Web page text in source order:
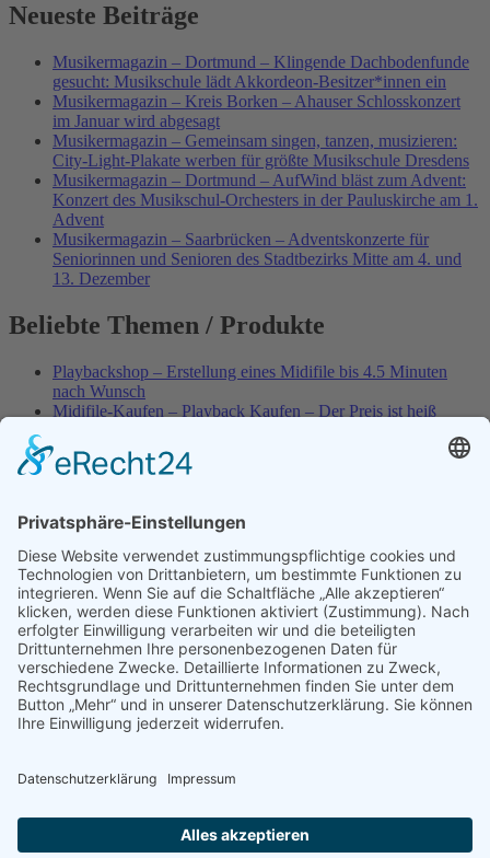
Neueste Beiträge
Musikermagazin – Dortmund – Klingende Dachbodenfunde
gesucht: Musikschule lädt Akkordeon-Besitzer*innen ein
Musikermagazin – Kreis Borken – Ahauser Schlosskonzert
im Januar wird abgesagt
Musikermagazin – Gemeinsam singen, tanzen, musizieren:
City-Light-Plakate werben für größte Musikschule Dresdens
Musikermagazin – Dortmund – AufWind bläst zum Advent:
Konzert des Musikschul-Orchesters in der Pauluskirche am 1.
Advent
Musikermagazin – Saarbrücken – Adventskonzerte für
Seniorinnen und Senioren des Stadtbezirks Mitte am 4. und
13. Dezember
Beliebte Themen / Produkte
Playbackshop – Erstellung eines Midifile bis 4.5 Minuten
nach Wunsch
Midifile-Kaufen – Playback Kaufen – Der Preis ist heiß
Best of Karaoke – Roy Black – Playbacks – Absolute Rarität
World-of-Karaoke – Midifiles kaufen – Ich baue Dein
Playbackshop – Erstellung eines Wunschmidifile bis 3.5
Minuten
10 Spanische All-TIME Sommerhits als Karaoke-Playbacks –
Absolute Klassiker
Dein AKTUELLER Warenkorb
Playbackshop – Erstellung eines Wunschmidifile bis 3.0
Minuten
Versandkosten
Widerruf
Shop-AGB
Umwelt
Impressum